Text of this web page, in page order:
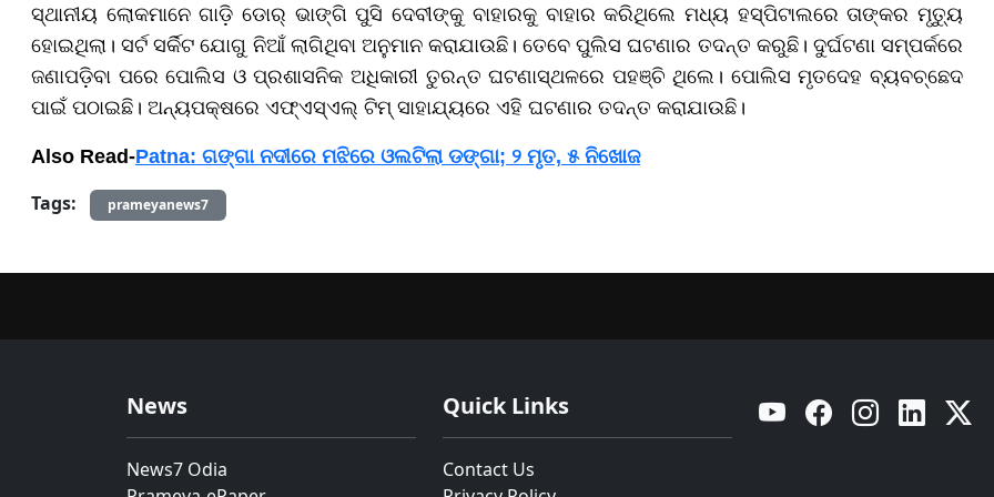
ସ୍ଥାନୀୟ ଲୋକମାନେ ଗାଡ଼ି ଡୋର୍ ଭାଙ୍ଗି ପୁସି ଦେବୀଙ୍କୁ ବାହାରକୁ ବାହାର କରିଥିଲେ ମଧ୍ୟ ହସ୍ପିଟାଲରେ ତାଙ୍କର ମୃତ୍ୟୁ
ହୋଇଥିଲା। ସର୍ଟ ସର୍କିଟ ଯୋଗୁ ନିଆଁ ଲାଗିଥିବା ଅନୁମାନ କରାଯାଉଛି। ତେବେ ପୁଲିସ ଘଟଣାର ତଦନ୍ତ କରୁଛି। ଦୁର୍ଘଟଣା ସମ୍ପର୍କରେ
ଜଣାପଡ଼ିବା ପରେ ପୋଲିସ ଓ ପ୍ରଶାସନିକ ଅଧିକାରୀ ତୁରନ୍ତ ଘଟଣାସ୍ଥଳରେ ପହଞ୍ଚି ଥିଲେ। ପୋଲିସ ମୃତଦେହ ବ୍ୟବଚ୍ଛେଦ
ପାଇଁ ପଠାଇଛି। ଅନ୍ୟପକ୍ଷରେ ଏଫ୍ଏସ୍ଏଲ୍ ଟିମ୍ ସାହାଯ୍ୟରେ ଏହି ଘଟଣାର ତଦନ୍ତ କରାଯାଉଛି।
Also Read-Patna: ଗଙ୍ଗା ନଦୀରେ ମଝିରେ ଓଲଟିଲା ଡଙ୍ଗା; ୨ ମୃତ, ୫ ନିଖୋଜ
Tags: prameyanews7
News
News7 Odia
Quick Links
Contact Us
YouTube Facebook Instagram